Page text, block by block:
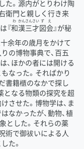
た。源内がとりわけ陶
衛門と親しく行き来
『和
わ
漢
かん
三
さん
才
さい
図
ず
会
え
』が秘
余年の歳月をかけて
の博物事典で、百五
、ほかの者には開ける
なった。そればかり
書籍櫃のなかで探し
となる物類の探究を超
させた。博物学は、ま
なかったが、動物、植
とした。それらの薬
術で御祓いによる人
た。